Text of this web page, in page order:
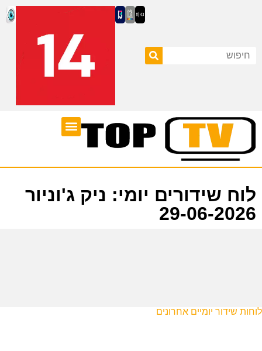
לוח שידורים יומי: ניק ג'וניור
29-06-2026
לוחות שידור יומיים אחרונים